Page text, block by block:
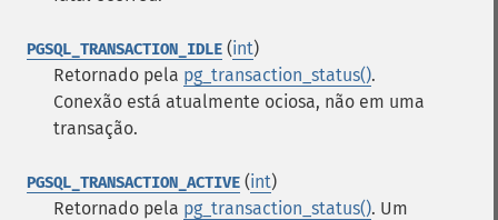
PGSQL_TRANSACTION_IDLE (int)
Retornado pela pg_transaction_status().
Conexão está atualmente ociosa, não em uma
transação.
PGSQL_TRANSACTION_ACTIVE (int)
Retornado pela pg_transaction_status(). Um